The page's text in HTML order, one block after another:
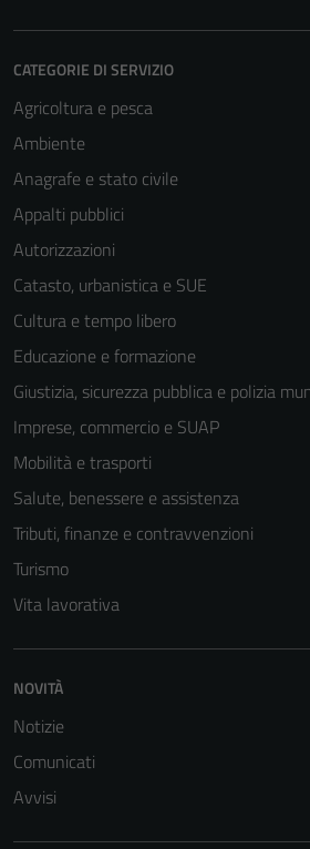
CATEGORIE DI SERVIZIO
Agricoltura e pesca
Ambiente
Anagrafe e stato civile
Appalti pubblici
Autorizzazioni
Catasto, urbanistica e SUE
Cultura e tempo libero
Educazione e formazione
Giustizia, sicurezza pubblica e polizia
Imprese, commercio e SUAP
Mobilità e trasporti
Salute, benessere e assistenza
Tributi, finanze e contravvenzioni
Turismo
Vita lavorativa
NOVITÀ
Notizie
Comunicati
Avvisi